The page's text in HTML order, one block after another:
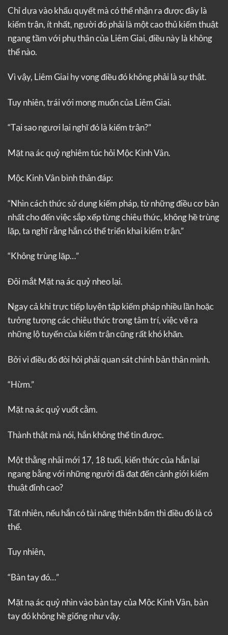
Chỉ dựa vào khẩu quyết mà có thể nhận ra được đây là
kiếm trận, ít nhất, người đó phải là một cao thủ kiếm thuật
ngang tầm với phụ thân của Liêm Giai, điều này là không
thể nào.
Vì vậy, Liêm Giai hy vọng điều đó không phải là sự thật.
Tuy nhiên, trái với mong muốn của Liêm Giai.
“Tại sao ngươi lại nghĩ đó là kiếm trận?”
Mặt nạ ác quỷ nghiêm túc hỏi Mộc Kinh Vân.
Mộc Kinh Vân bình thản đáp:
“Nhìn cách thức sử dụng kiếm pháp, từ những điều cơ bản
nhất cho đến việc sắp xếp từng chiêu thức, không hề trùng
lặp, ta nghĩ rằng hắn có thể triển khai kiếm trận.”
“Không trùng lặp…”
Đôi mắt Mặt nạ ác quỷ nheo lại.
Ngay cả khi trực tiếp luyện tập kiếm pháp nhiều lần hoặc
tưởng tượng các chiêu thức trong tâm trí, việc vẽ ra
những lộ tuyến của kiếm trận cũng rất khó khăn.
Bởi vì điều đó đòi hỏi phải quan sát chính bản thân mình.
“Hừm.”
Mặt nạ ác quỷ vuốt cằm.
Thành thật mà nói, hắn không thể tin được.
Một thằng nhãi mới 17, 18 tuổi, kiến thức của hắn lại
ngang bằng với những người đã đạt đến cảnh giới kiếm
thuật đỉnh cao?
Tất nhiên, nếu hắn có tài năng thiên bẩm thì điều đó là có
thể.
Tuy nhiên,
“Bàn tay đó…”
Mặt nạ ác quỷ nhìn vào bàn tay của Mộc Kinh Vân, bàn
tay đó không hề giống như vậy.